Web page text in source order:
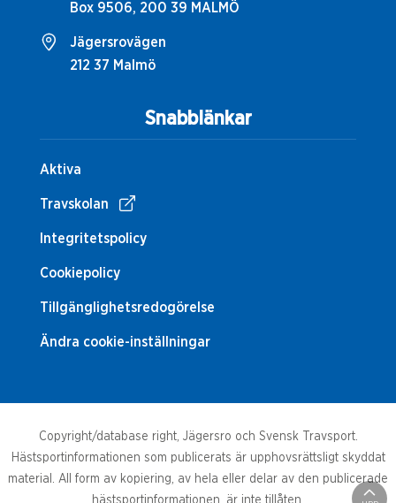
Snabblänkar
Aktiva
Travskolan
Integritetspolicy
Cookiepolicy
Tillgänglighetsredogörelse
Ändra cookie-inställningar
Box 9506, 200 39 MALMÖ
Jägersrovägen
212 37 Malmö
Copyright/database right, Jägersro och Svensk Travsport.
Hästsportinformationen som publicerats är upphovsrättsligt skyddat
material. All form av kopiering, av hela eller delar av den publicerade